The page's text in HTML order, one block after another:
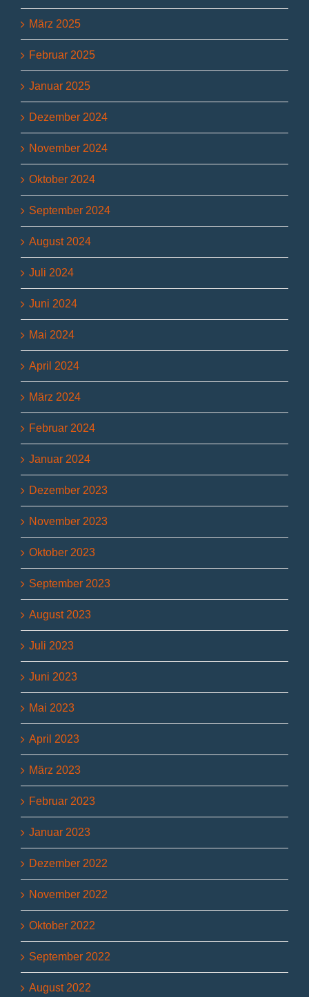
März 2025
Februar 2025
Januar 2025
Dezember 2024
November 2024
Oktober 2024
September 2024
August 2024
Juli 2024
Juni 2024
Mai 2024
April 2024
März 2024
Februar 2024
Januar 2024
Dezember 2023
November 2023
Oktober 2023
September 2023
August 2023
Juli 2023
Juni 2023
Mai 2023
April 2023
März 2023
Februar 2023
Januar 2023
Dezember 2022
November 2022
Oktober 2022
September 2022
August 2022